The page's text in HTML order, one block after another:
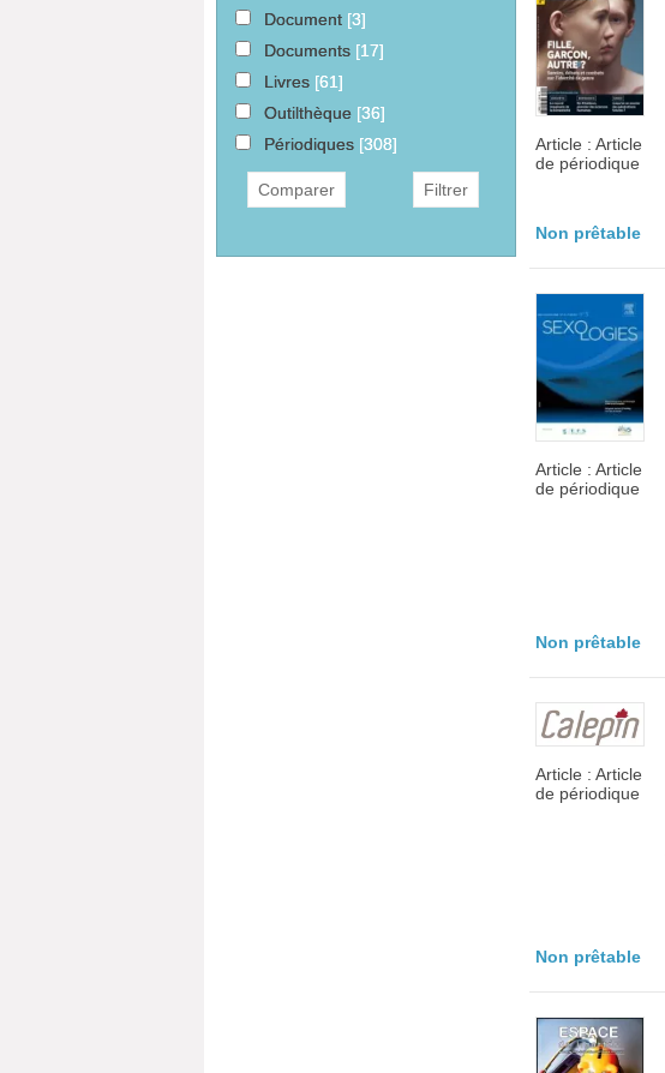
Article : Article
de périodique
Non prêtable
Article : Article
de périodique
Non prêtable
Article : Article
de périodique
Non prêtable
Document [3]
Documents [17]
Livres [61]
Outilthèque [36]
Périodiques [308]